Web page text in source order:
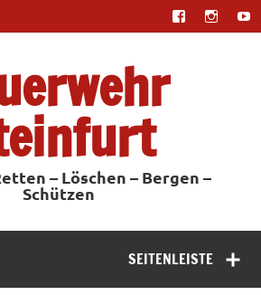
– Löschen – Bergen –
Schützen
SEITENLEISTE